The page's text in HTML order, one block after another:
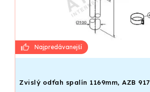
Zvislý odťah spalín 1169mm, AZB 917